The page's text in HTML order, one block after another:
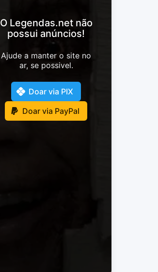
O Legendas.net não
possui anúncios!
Ajude a manter o site no
ar, se possivel.
Doar via PIX
Doar via PayPal